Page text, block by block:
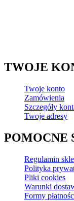
TWOJE
Twoje konto
Zamówienia
Szczegóły
Twoje adresy
POMOCNE
Regulamin
Polityka
Pliki cookies
Warunki
Formy